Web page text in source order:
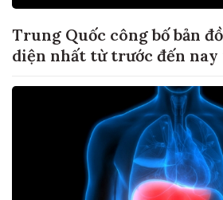
Trung Quốc công bố bản
diện nhất từ trước đến